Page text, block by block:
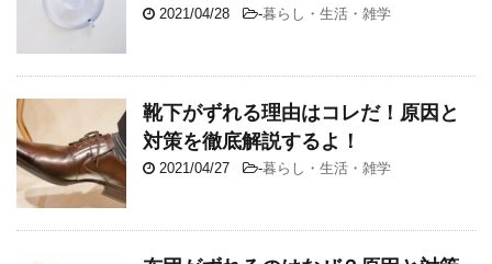
2021/04/28 -暮らし・生活・雑学
靴下がずれる理由はコレだ！原因と
対策を徹底解説するよ！
2021/04/27 -暮らし・生活・雑学